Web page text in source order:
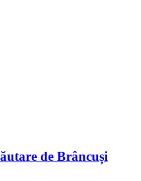
de Brâncuși